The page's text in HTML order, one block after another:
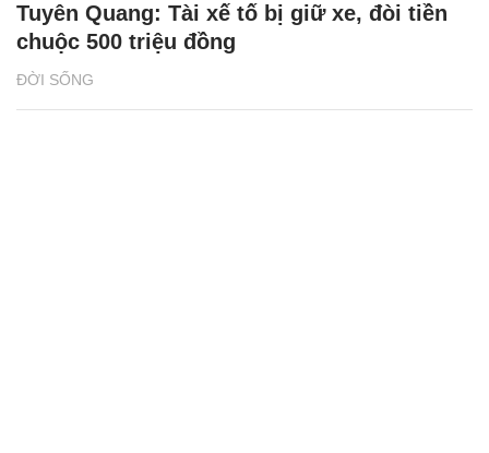
ĐỜI SỐNG
Tuyên Quang: Tài xế tố bị giữ xe, đòi tiền
chuộc 500 triệu đồng